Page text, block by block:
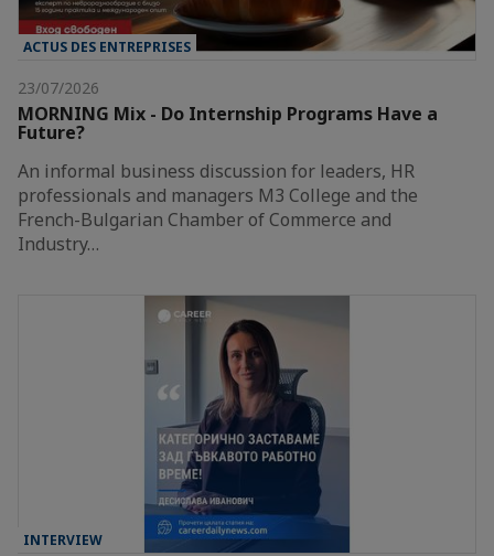
ACTUS DES ENTREPRISES
23/07/2026
MORNING Mix - Do Internship Programs Have a
Future?
An informal business discussion for leaders, HR
professionals and managers M3 College and the
French-Bulgarian Chamber of Commerce and
Industry…
INTERVIEW